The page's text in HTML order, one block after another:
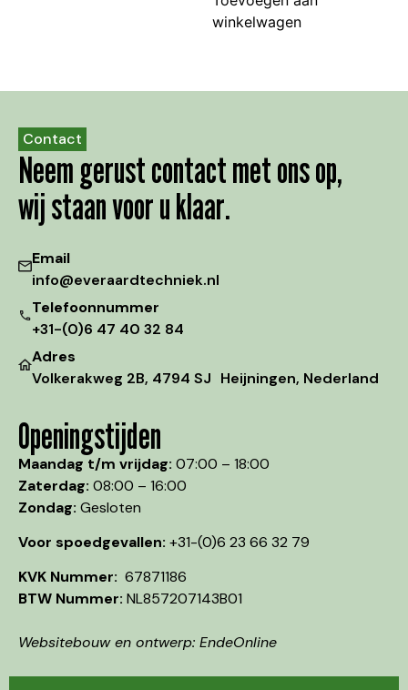
winkelwagen
Contact
Neem gerust contact met ons op,
wij staan voor u klaar.
Email
info@everaardtechniek.nl
Telefoonnummer
+31-(0)6 47 40 32 84
Adres
Volkerakweg 2B, 4794 SJ Heijningen, Nederland
Openingstijden
Maandag t/m vrijdag: 07:00 – 18:00
Zaterdag: 08:00 – 16:00
Zondag: Gesloten
Voor spoedgevallen: +31-(0)6 23 66 32 79
KVK Nummer: 67871186
BTW Nummer: NL857207143B01
Websitebouw en ontwerp: EndeOnline